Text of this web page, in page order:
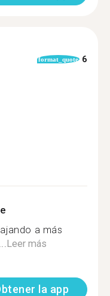
format_quote 6
a más
Leer más
la app